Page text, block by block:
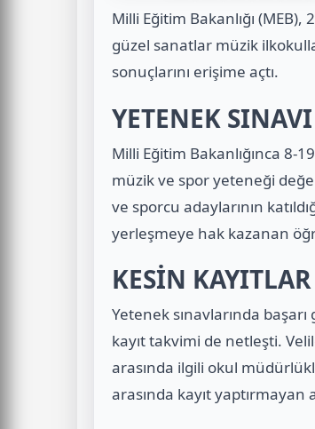
Milli Eğitim Bakanlığı
güzel sanatlar müzik
sonuçlarını erişime açtı.
YETENEK
Milli Eğitim Bakanlığınca 8-
müzik ve spor yeteneği
ve sporcu adaylarının
yerleşmeye hak kazanan
KESİN
Yetenek sınavlarında
kayıt takvimi de netleşti.
arasında ilgili okul
arasında kayıt yaptırmayan